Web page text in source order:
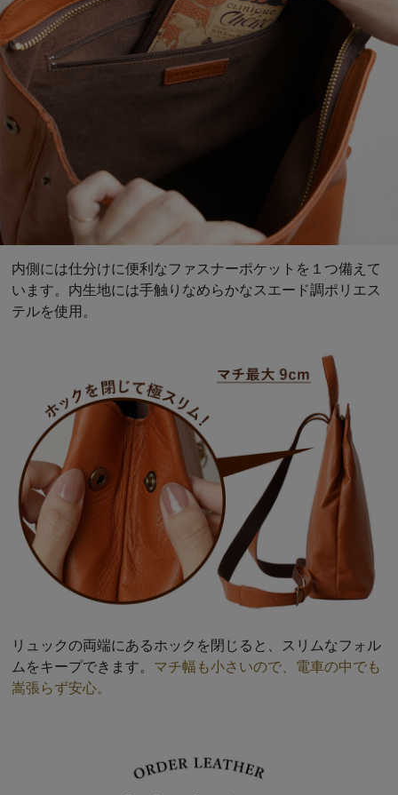
内側には仕分けに便利なファスナーポケットを１つ備えて
います。内生地には手触りなめらかなスエード調ポリエス
テルを使用。
リュックの両端にあるホックを閉じると、スリムなフォル
ムをキープできます。 マチ幅も小さいので、電車の中でも
嵩張らず安心。